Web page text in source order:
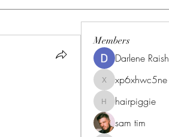
Members
Darlene Raish
xp6xhwc5ne
xp6xhwc5ne
hairpiggie
hairpiggie
sam tim